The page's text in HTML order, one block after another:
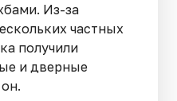
Из-за
частных
получили
и дверные
он.